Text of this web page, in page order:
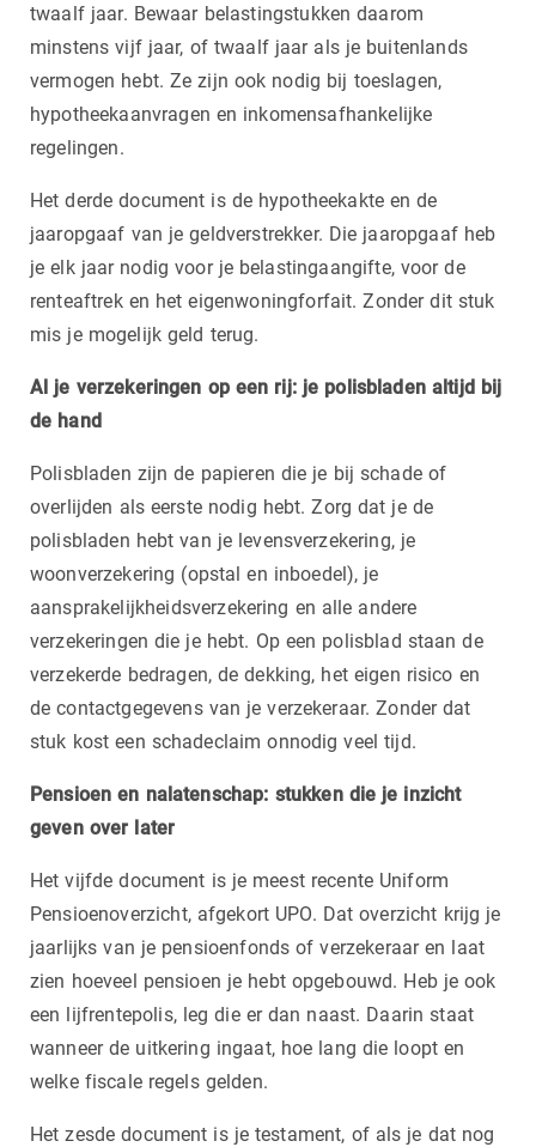
twaalf jaar. Bewaar belastingstukken daarom
minstens vijf jaar, of twaalf jaar als je buitenlands
vermogen hebt. Ze zijn ook nodig bij toeslagen,
hypotheekaanvragen en inkomensafhankelijke
regelingen.
Het derde document is de hypotheekakte en de
jaaropgaaf van je geldverstrekker. Die jaaropgaaf heb
je elk jaar nodig voor je belastingaangifte, voor de
renteaftrek en het eigenwoningforfait. Zonder dit stuk
mis je mogelijk geld terug.
Al je verzekeringen op een rij: je polisbladen altijd bij
de hand
Polisbladen zijn de papieren die je bij schade of
overlijden als eerste nodig hebt. Zorg dat je de
polisbladen hebt van je levensverzekering, je
woonverzekering (opstal en inboedel), je
aansprakelijkheidsverzekering en alle andere
verzekeringen die je hebt. Op een polisblad staan de
verzekerde bedragen, de dekking, het eigen risico en
de contactgegevens van je verzekeraar. Zonder dat
stuk kost een schadeclaim onnodig veel tijd.
Pensioen en nalatenschap: stukken die je inzicht
geven over later
Het vijfde document is je meest recente Uniform
Pensioenoverzicht, afgekort UPO. Dat overzicht krijg je
jaarlijks van je pensioenfonds of verzekeraar en laat
zien hoeveel pensioen je hebt opgebouwd. Heb je ook
een lijfrentepolis, leg die er dan naast. Daarin staat
wanneer de uitkering ingaat, hoe lang die loopt en
welke fiscale regels gelden.
Het zesde document is je testament, of als je dat nog